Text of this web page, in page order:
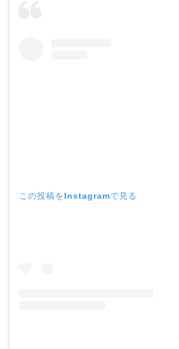
この投稿をInstagramで見る